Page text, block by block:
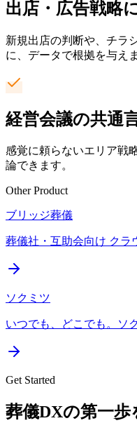
出店・広告戦略
新規出店の判断や、チラ
に、データで根拠を与え
経営会議の共通
感覚に頼らないエリア戦
論できます。
Other Product
ブリッジ葬儀
葬儀社・互助会向け クラ
ソクミツ
いつでも、どこでも。ソ
Get Started
葬儀DXの第一歩